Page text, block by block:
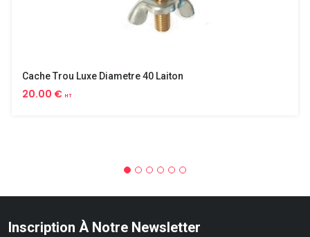
Cache Trou Luxe Diametre 40 Laiton
20.00 € HT
Inscription À Notre Newsletter